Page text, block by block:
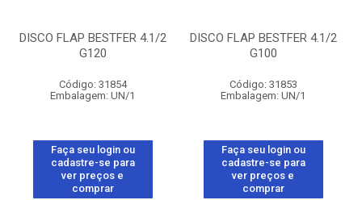
DISCO FLAP BESTFER 4.1/2
G120
Código: 31854
Embalagem: UN/1
Faça seu login ou
cadastre-se para
ver preços e
comprar
DISCO FLAP BESTFER 4.1/2
G100
Código: 31853
Embalagem: UN/1
Faça seu login ou
cadastre-se para
ver preços e
comprar